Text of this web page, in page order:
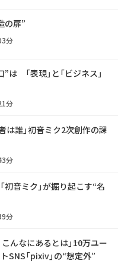
の扉”
分
は 「表現」と「ビジネス」
分
は誰」――初音ミク2次創作の課
分
音ミク」が掘り起こす“名
分
んなにあるとは」――10万ユー
SNS「pixiv」の“想定外”